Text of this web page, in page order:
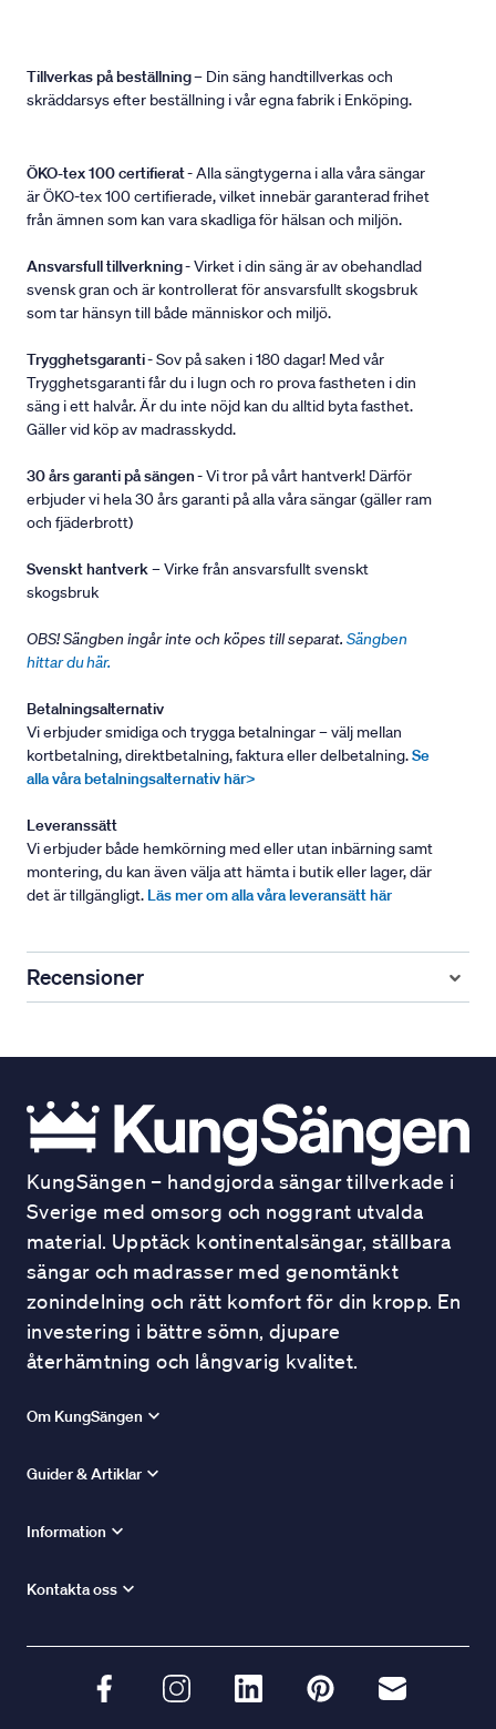
Tillverkas på beställning– Din säng handtillverkas och
skräddarsys efter beställning i vår egna fabrik i Enköping.
ÖKO-tex 100 certifierat- Alla sängtygerna i alla våra sängar
är ÖKO-tex 100 certifierade, vilket innebär garanterad frihet
från ämnen som kan vara skadliga för hälsan och miljön.
Ansvarsfull tillverkning- Virket i din säng är av obehandlad
svensk gran och är kontrollerat för ansvarsfullt skogsbruk
som tar hänsyn till både människor och miljö.
Trygghetsgaranti- Sov på saken i 180 dagar! Med vår
Trygghetsgaranti får du i lugn och ro prova fastheten i din
säng i ett halvår. Är du inte nöjd kan du alltid byta fasthet.
Gäller vid köp av madrasskydd.
30 års garanti på sängen- Vi tror på vårt hantverk! Därför
erbjuder vi hela 30 års garanti på alla våra sängar (gäller ram
och fjäderbrott)
Svenskt hantverk– Virke från ansvarsfullt svenskt
skogsbruk
OBS! Sängben ingår inte och köpes till separat. Sängben
hittar du här.
Betalningsalternativ
Vi erbjuder smidiga och trygga betalningar – välj mellan
kortbetalning, direktbetalning, faktura eller delbetalning.Se
alla våra betalningsalternativ här>
Leveranssätt
Vi erbjuder både hemkörning med eller utan inbärning samt
montering, du kan även välja att hämta i butik eller lager, där
det är tillgängligt. Läs mer om alla våra leveransätt här
Recensioner
KungSängen – handgjorda sängar tillverkade i
Sverige med omsorg och noggrant utvalda
material. Upptäck kontinentalsängar, ställbara
sängar och madrasser med genomtänkt
zonindelning och rätt komfort för din kropp. En
investering i bättre sömn, djupare
återhämtning och långvarig kvalitet.
Om KungSängen
Guider & Artiklar
Information
Kontakta oss